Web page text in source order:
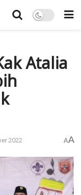
Atalia
2022 AA